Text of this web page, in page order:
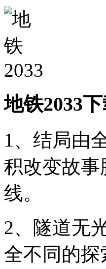
地铁2033
1、结局由
积改变故
线。
2、隧道无
全不同的